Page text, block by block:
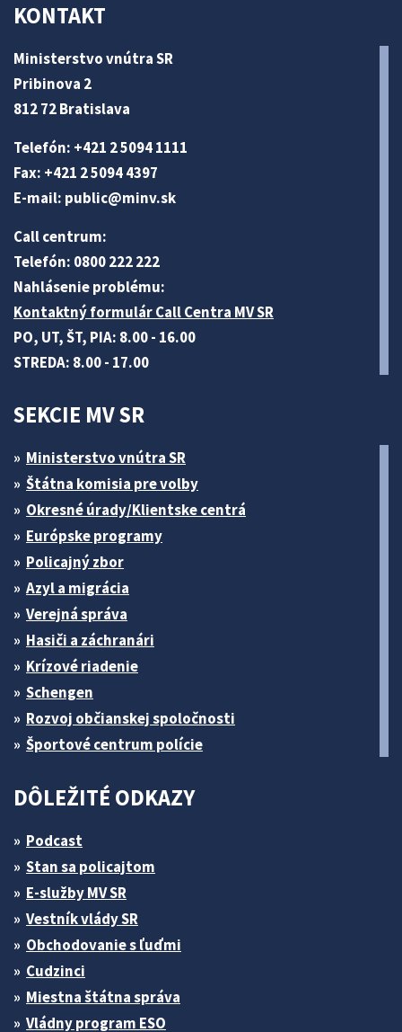
KONTAKT
Ministerstvo vnútra SR
Pribinova 2
812 72 Bratislava
Telefón: +421 2 5094 1111
Fax: +421 2 5094 4397
E-mail: public@minv.sk
Call centrum:
Telefón: 0800 222 222
Nahlásenie problému:
Kontaktný formulár Call Centra MV SR
PO, UT, ŠT, PIA: 8.00 - 16.00
STREDA: 8.00 - 17.00
SEKCIE MV SR
Ministerstvo vnútra SR
Štátna komisia pre volby
Okresné úrady/Klientske centrá
Európske programy
Policajný zbor
Azyl a migrácia
Verejná správa
Hasiči a záchranári
Krízové riadenie
Schengen
Rozvoj občianskej spoločnosti
Športové centrum polície
DÔLEŽITÉ ODKAZY
Podcast
Stan sa policajtom
E-služby MV SR
Vestník vlády SR
Obchodovanie s ľuďmi
Cudzinci
Miestna štátna správa
Vládny program ESO